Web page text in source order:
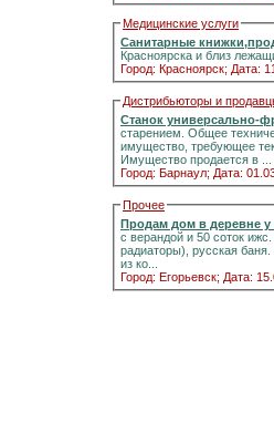
Медицинские услуги
Санитарные
Красноярска и близ
Город: Красноярск; Дата:
Дистрибьюторы и
Станок универсально-
старением. Общее
имущество, требующее
Имущество продается в ...
Город: Барнаул; Дата:
Прочее
Продам дом в деревне у
с верандой и 50 соток ижс. Полный
радиаторы), русская баня. В дополнение — 2 печи с панорамными стёклами.Информация на портале домиклайт.Вода
из ко...
Город: Егорьевск; Дата: